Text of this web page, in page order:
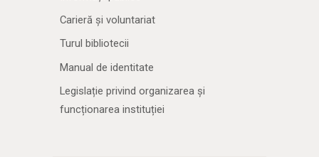
Carieră și voluntariat
Turul bibliotecii
Manual de identitate
Legislație privind organizarea și
funcționarea instituției